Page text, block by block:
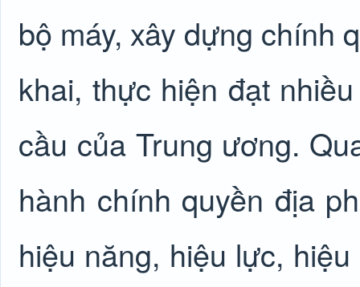
bộ máy, xây dựng chính
khai, thực hiện đạt
cầu của Trung ương.
hành chính quyền địa
hiệu năng, hiệu lực,